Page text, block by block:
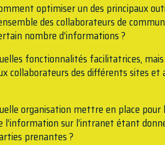
optimiser un des principaux
des collaborateurs de
nombre d’informations ?
fonctionnalités facilitatrices,
collaborateurs des différents sites et
organisation mettre en place pour
l’information sur l’intranet étant
prenantes ?